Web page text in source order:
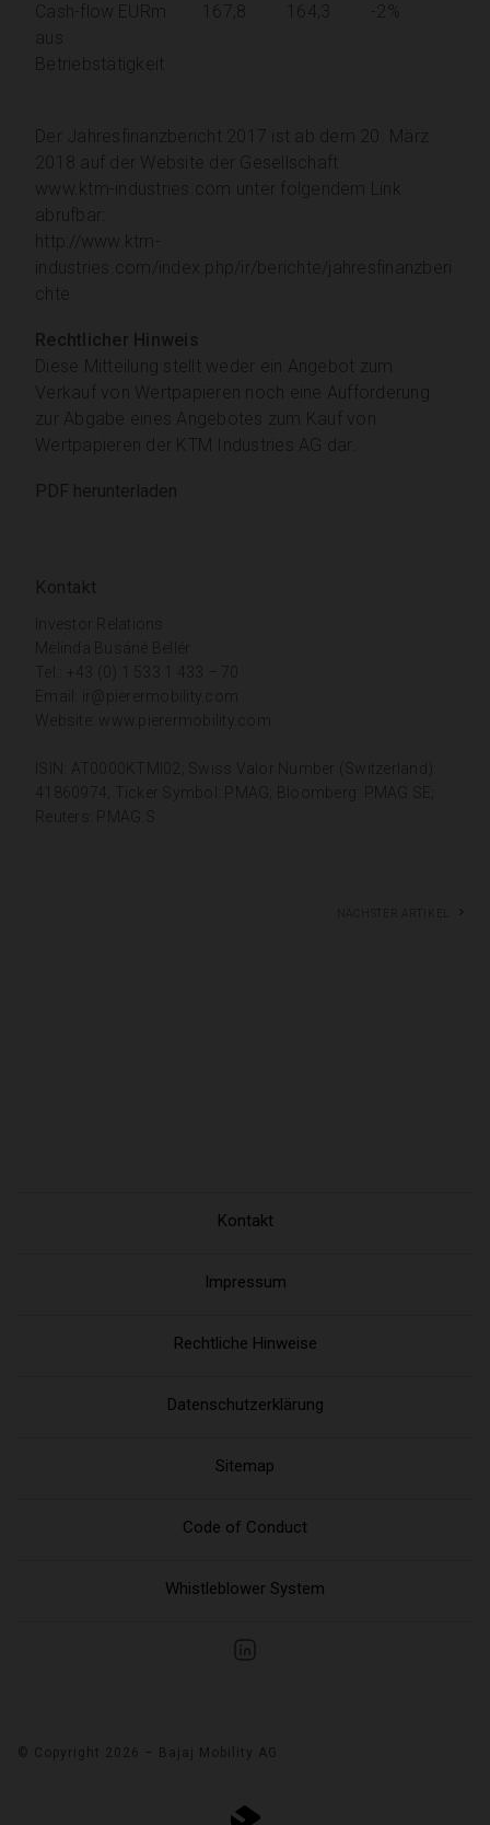
Cash-flow
aus
Betriebstätigkeit
EURm 167,8 164,3 -2%
Der Jahresfinanzbericht 2017 ist ab dem 20. März
2018 auf der Website der Gesellschaft
www.ktm-industries.com unter folgendem Link
abrufbar:
http://www.ktm-
industries.com/index.php/ir/berichte/jahresfinanzberi
chte
Rechtlicher Hinweis
Diese Mitteilung stellt weder ein Angebot zum
Verkauf von Wertpapieren noch eine Aufforderung
zur Abgabe eines Angebotes zum Kauf von
Wertpapieren der KTM Industries AG dar.
PDF herunterladen
Kontakt
Investor Relations
Melinda Busáné Bellér
Tel.: +43 (0) 1 533 1 433 – 70
Email:
ir@pierermobility.com
Website:
www.pierermobility.com
ISIN: AT0000KTMI02; Swiss Valor Number (Switzerland):
41860974; Ticker Symbol: PMAG; Bloomberg: PMAG SE;
Reuters: PMAG.S
Nächster Artikel
© Copyright 2026 – Bajaj Mobility AG
Kontakt
Impressum
Rechtliche Hinweise
Datenschutzerklärung
Sitemap
Code of Conduct
Whistleblower System